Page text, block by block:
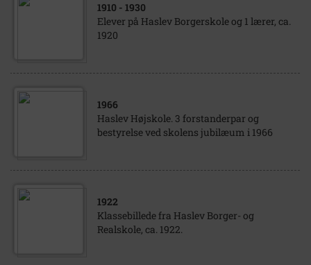
1910 - 1930
Elever på Haslev Borgerskole og 1 lærer, ca.
1920
1966
Haslev Højskole. 3 forstanderpar og
bestyrelse ved skolens jubilæum i 1966
1922
Klassebillede fra Haslev Borger- og
Realskole, ca. 1922.